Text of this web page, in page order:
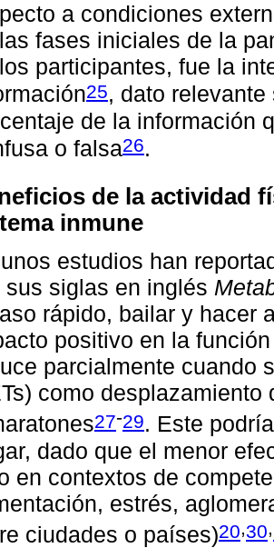
a condiciones
fases iniciales de la
participantes, fue la
25, dato
de la información
o falsa26.
de la actividad
inmune
estudios han
sus siglas en inglés
rápido, bailar y hacer
positivo en la
parcialmente cuando
como
27-29. Este
dado que el menor
en contextos de
estrés,
ciudades o países)20,30,